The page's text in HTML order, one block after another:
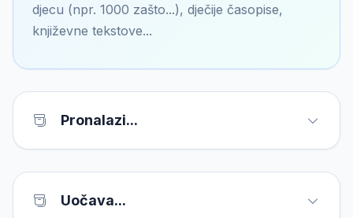
djecu (npr. 1000 zašto...), dječije časopise,
književne tekstove...
Pronalazi...
Uočava...